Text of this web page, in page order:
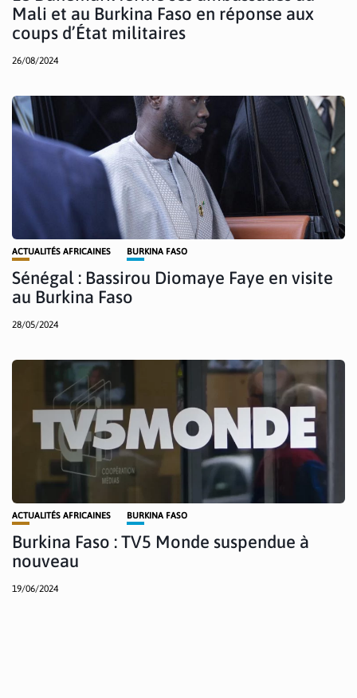
Mali et au Burkina Faso en réponse aux
coups d’État militaires
26/08/2024
ACTUALITÉS AFRICAINES BURKINA FASO
Sénégal : Bassirou Diomaye Faye en visite
au Burkina Faso
28/05/2024
ACTUALITÉS AFRICAINES BURKINA FASO
Burkina Faso : TV5 Monde suspendue à
nouveau
19/06/2024